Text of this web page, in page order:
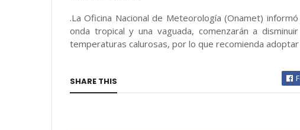
.La Oficina Nacional de Meteorología (Onamet)
onda tropical y una vaguada, comenzarán a
temperaturas calurosas, por lo que recomienda
SHARE THIS